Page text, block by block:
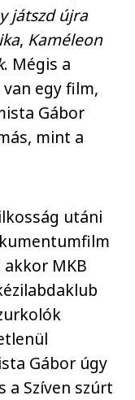
játszd újra
, Kaméleon
. Mégis a
egy film,
Gábor
mint a
utáni
MKB
Gábor úgy
a Szíven szúrt